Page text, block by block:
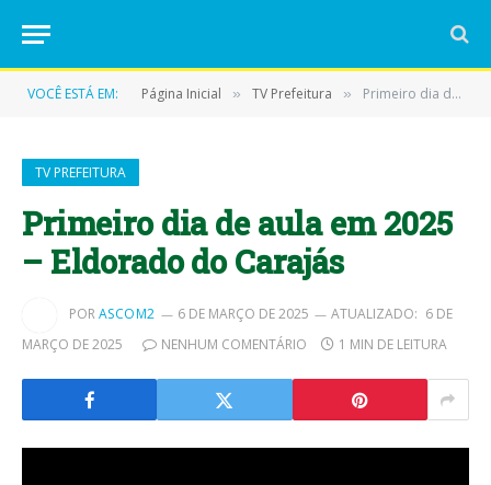
VOCÊ ESTÁ EM: Página Inicial » TV Prefeitura » Primeiro dia de aula em 2025 – Eldorado do Carajás
TV PREFEITURA
Primeiro dia de aula em 2025
– Eldorado do Carajás
PORASCOM2 6 DE MARÇO DE 2025 ATUALIZADO: 6 DE
MARÇO DE 2025
NENHUM COMENTÁRIO 1 MIN DE LEITURA